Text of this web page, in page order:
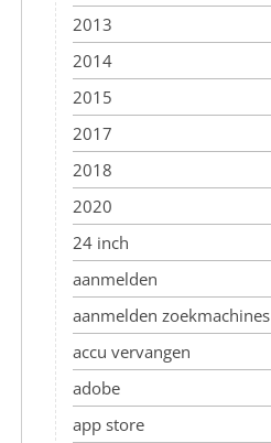
2013
2014
2015
2017
2018
2020
24 inch
aanmelden
aanmelden zoekmachines
accu vervangen
adobe
app store